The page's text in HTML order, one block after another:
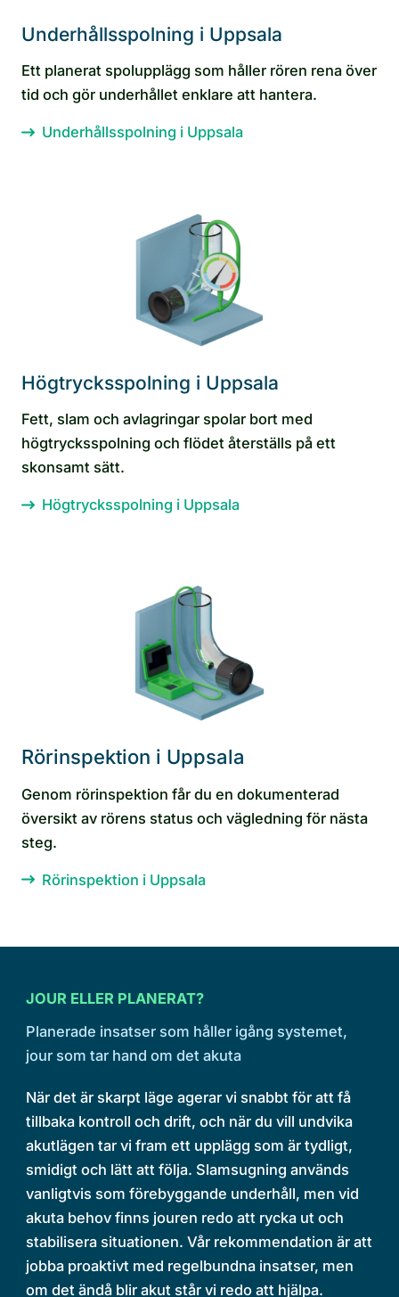
Underhållsspolning i Uppsala
Ett planerat spolupplägg som håller rören rena över
tid och gör underhållet enklare att hantera.
Underhållsspolning i Uppsala
Högtrycksspolning i Uppsala
Fett, slam och avlagringar spolar bort med
högtrycksspolning och flödet återställs på ett
skonsamt sätt.
Högtrycksspolning i Uppsala
Rörinspektion i Uppsala
Genom rörinspektion får du en dokumenterad
översikt av rörens status och vägledning för nästa
steg.
Rörinspektion i Uppsala
JOUR ELLER PLANERAT?
Planerade insatser som håller igång systemet,
jour som tar hand om det akuta
När det är skarpt läge agerar vi snabbt för att få
tillbaka kontroll och drift, och när du vill undvika
akutlägen tar vi fram ett upplägg som är tydligt,
smidigt och lätt att följa. Slamsugning används
vanligtvis som förebyggande underhåll, men vid
akuta behov finns jouren redo att rycka ut och
stabilisera situationen. Vår rekommendation är att
jobba proaktivt med regelbundna insatser, men
om det ändå blir akut står vi redo att hjälpa.